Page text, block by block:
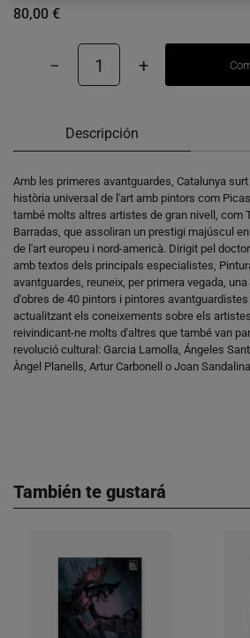
80,00 €
− 1 +
Descripción
Amb les primeres avantguardes, Catalunya
història universal de l'art amb pintors com
també molts altres artistes de gran nivell, com
Barradas, que assoliran un prestigi majúscul
de l'art europeu i nord-americà. Dirigit pel
amb textos dels principals especialistes,
avantguardes, reuneix, per primera vegada,
d'obres de 40 pintors i pintores avantguardistes
actualitzant els coneixements sobre els
reivindicant-ne molts d'altres que també van
revolució cultural: Garcia Lamolla, Ángeles
Àngel Planells, Artur Carbonell o Joan
También te gustará